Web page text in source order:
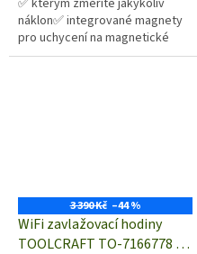
náklon✅ integrované magnety
pro uchycení na magnetické
materiály✅ přesnost ±0,1° (při
3 390 Kč –44 %
WiFi zavlažovací hodiny
TOOLCRAFT TO-7166778 |